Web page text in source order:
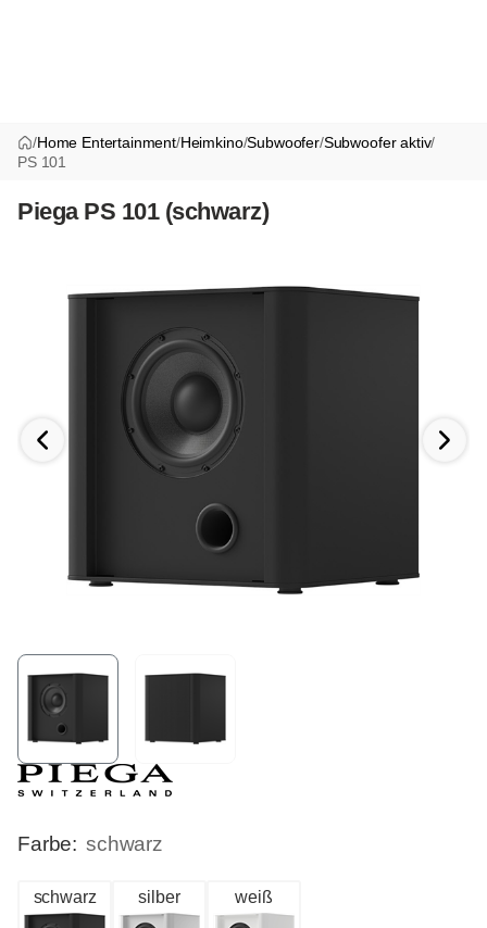
/Home Entertainment/Heimkino/Subwoofer/Subwoofer aktiv/
PS 101
Piega PS 101 (schwarz)
Farbe: schwarz
schwarz silber weiß